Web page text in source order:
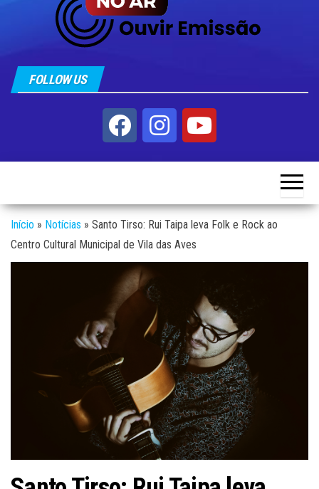
FOLLOW US
Início » Notícias » Santo Tirso: Rui Taipa leva Folk e Rock ao
Centro Cultural Municipal de Vila das Aves